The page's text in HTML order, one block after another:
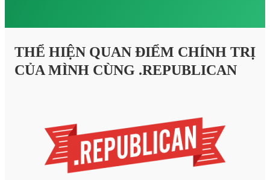
THỂ HIỆN QUAN ĐIỂM CHÍNH TRỊ
CỦA MÌNH CÙNG .REPUBLICAN